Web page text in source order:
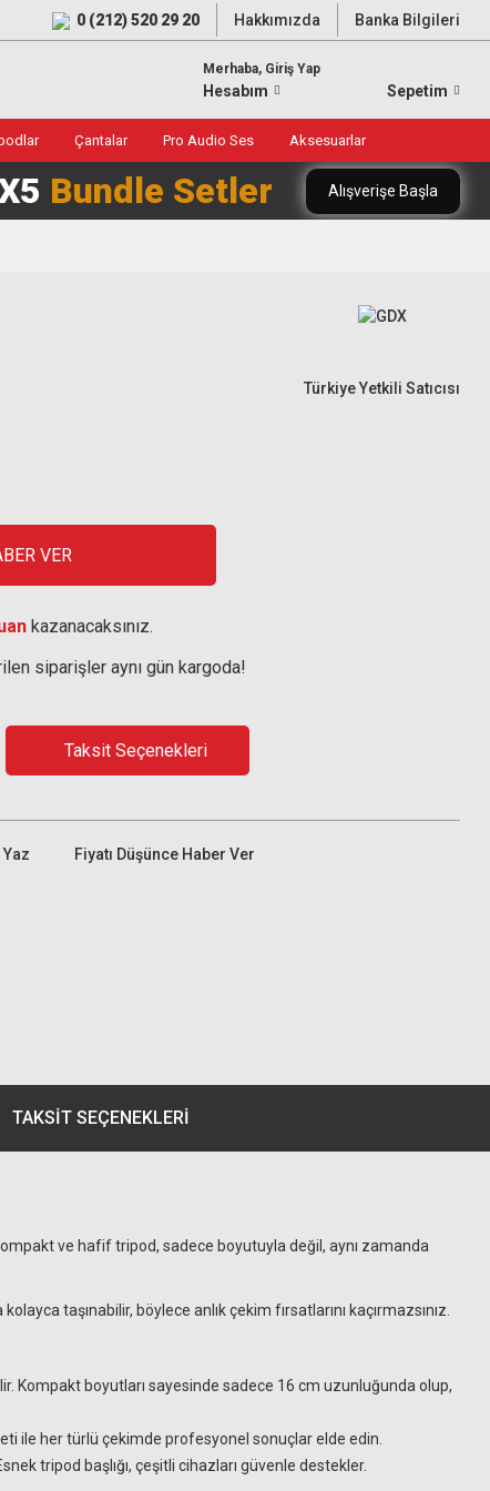
0 (212) 520 29 20 Hakkımızda Banka Bilgileri
Merhaba, Giriş Yap
Hesabım Sepetim
Çantalar Pro Audio Ses Aksesuarlar
Bundle Setler Alışverişe Başla
Türkiye Yetkili Satıcısı
VER
kazanacaksınız.
siparişler aynı gün kargoda!
Taksit Seçenekleri
Fiyatı Düşünce Haber Ver
TAKSIT SEÇENEKLERI
ve hafif tripod, sadece boyutuyla değil, aynı zamanda
taşınabilir, böylece anlık çekim fırsatlarını kaçırmazsınız.
Kompakt boyutları sayesinde sadece 16 cm uzunluğunda olup,
ile her türlü çekimde profesyonel sonuçlar elde edin.
tripod başlığı, çeşitli cihazları güvenle destekler.